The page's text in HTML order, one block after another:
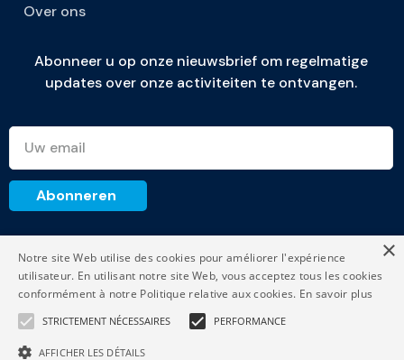
Over ons
Abonneer u op onze nieuwsbrief om regelmatige
updates over onze activiteiten te ontvangen.
invest@casakafka.be
29, Louis Schmidtlaan, Bus 6
1040, Brussels
+32 (0)2 730 46 04
×
Notre site Web utilise des cookies pour améliorer l'expérience
utilisateur. En utilisant notre site Web, vous acceptez tous les cookies
conformément à notre Politique relative aux cookies. En savoir plus
STRICTEMENT NÉCESSAIRES PERFORMANCE
AFFICHER LES DÉTAILS